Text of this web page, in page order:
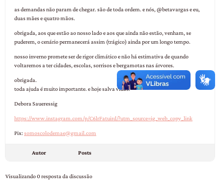
as demandas não param de chegar. são de toda ordem. e nós, @betavargas e eu,
duas mães e quatro mãos.
obrigada, aos que estão ao nosso lado e aos que ainda não estão, venham, se
puderem, o cenário permanecerá assim (trágico) ainda por um longo tempo.
nosso inverno promete ser de rigor climático e não há estimativa de quando
voltaremos a ter cidades, escolas, sorrisos e bergamotas nas árvores.
obrigada.
toda ajuda é muito importante. e hoje salva vidas.
Debora Saueressig
https://www.instagram.com/p/C6lrFatuird/?utm_source=ig_web_copy_link
Pix: somoscolodemae@gmail.com
Autor Posts
Visualizando 0 resposta da discussão